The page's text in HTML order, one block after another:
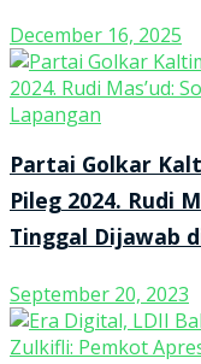
December 16, 2025
Partai Golkar
Pileg 2024. Rudi
Tinggal Dijawab
September 20, 2023